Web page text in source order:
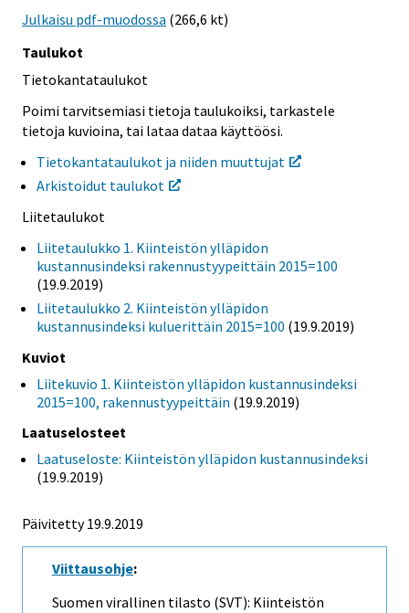
Julkaisu pdf-muodossa (266,6 kt)
Taulukot
Tietokantataulukot
Poimi tarvitsemiasi tietoja taulukoiksi, tarkastele
tietoja kuvioina, tai lataa dataa käyttöösi.
Tietokantataulukot ja niiden muuttujat
Arkistoidut taulukot
Liitetaulukot
Liitetaulukko 1. Kiinteistön ylläpidon
kustannusindeksi rakennustyypeittäin 2015=100
(19.9.2019)
Liitetaulukko 2. Kiinteistön ylläpidon
kustannusindeksi kuluerittäin 2015=100 (19.9.2019)
Kuviot
Liitekuvio 1. Kiinteistön ylläpidon kustannusindeksi
2015=100, rakennustyypeittäin (19.9.2019)
Laatuselosteet
Laatuseloste: Kiinteistön ylläpidon kustannusindeksi
(19.9.2019)
Päivitetty 19.9.2019
Viittausohje:
Suomen virallinen tilasto (SVT): Kiinteistön